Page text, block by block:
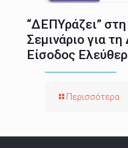
“ΔΕΠΥράζει”
Σεμινάριο για
Είσοδος
Περισσότερα